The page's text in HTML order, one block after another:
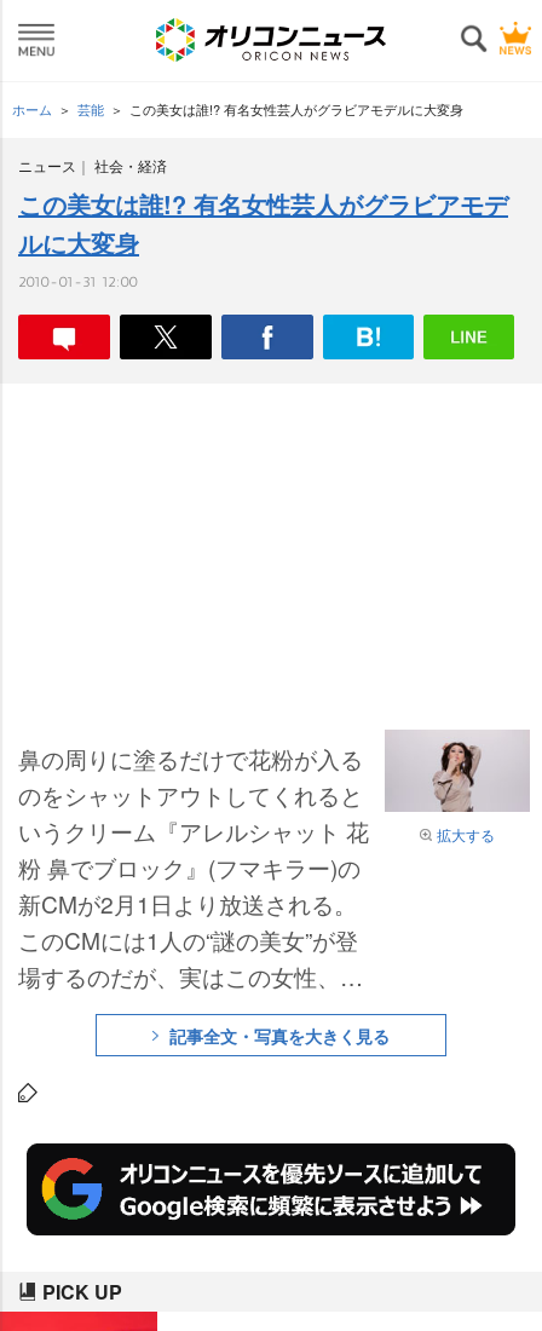
ホーム 芸能 この美女は誰!? 有名女性芸人がグラビアモデルに大変身
ニュース 社会・経済
この美女は誰!? 有名女性芸人がグラビアモデ
ルに大変身
2010-01-31 12:00
拡大する
鼻の周りに塗るだけで花粉が入る
のをシャットアウトしてくれると
いうクリーム『アレルシャット 花
粉 鼻でブロック』(フマキラー)の
新CMが2月1日より放送される。
このCMには1人の“謎の美女”が登
場するのだが、実はこの女性、奇
抜な芸風で人気の女性お笑いタレ
ントがグラビアモデル風にメイク
アップして変身したもの。一体誰
全貌は15日より放送される第2弾
CMで明らかになる。
記事全文・写真を大きく見る
PICK UP